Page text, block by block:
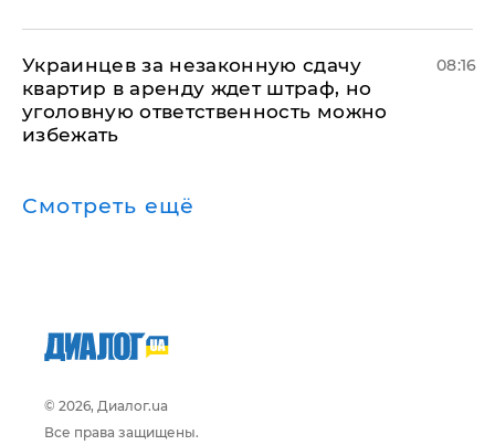
Украинцев за незаконную сдачу
квартир в аренду ждет штраф, но
уголовную ответственность можно
избежать
08:16
Смотреть ещё
© 2026, Диалог.ua
Все права защищены.